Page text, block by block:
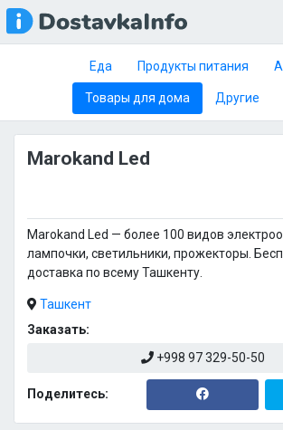
Еда Продукты питания
Товары для дома Другие
Marokand Led
Marokand Led — более 100 видов
лампочки, светильники, прожекторы.
доставка по всему Ташкенту.
Ташкент
Заказать:
+998 97 329-50-50
Поделитесь: